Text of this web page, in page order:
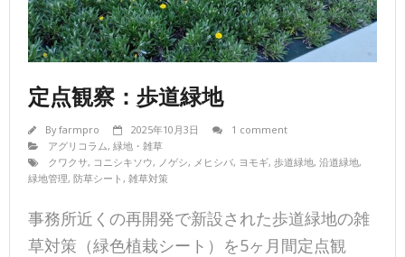
定点観察：歩道緑地
Byfarmpro 2025年10月3日
1 comment
アグリコラム, 緑地・雑草
クワクサ, コニシキソウ, ノゲシ, メヒシバ, ヨモギ, 歩道緑地, 沿道緑地,
緑地管理, 防草シート , 雑草対策
事務所近くの再開発で新設された歩道緑地の雑
草対策（緑色植栽シート）を5ヶ月間定点観